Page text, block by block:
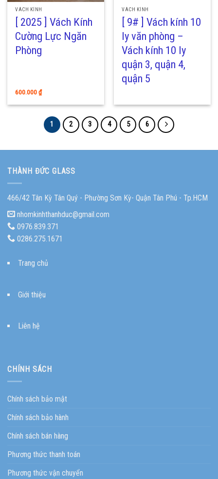
VÁCH KÍNH
[ 2025 ] Vách Kính
Cường Lực Ngăn
Phòng
600.000₫
VÁCH KÍNH
[ 9# ] Vách kính 10
ly văn phòng –
Vách kính 10 ly
quận 3, quận 4,
quận 5
1 2 3 4 5 6
THÀNH ĐỨC GLASS
466/42 Tân Kỳ Tân Quý - Phường Sơn Kỳ- Quận Tân Phú - Tp.HCM
nhomkinhthanhduc@gmail.com
0976.839.371
0286.275.1671
Trang chủ
Giới thiệu
Liên hệ
CHÍNH SÁCH
Chính sách bảo mật
Chính sách bảo hành
Chính sách bán hàng
Phương thức thanh toán
Phương thức vận chuyển